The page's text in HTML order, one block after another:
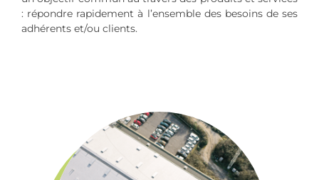
: répondre rapidement à l’ensemble des besoins de ses
adhérents et/ou clients.